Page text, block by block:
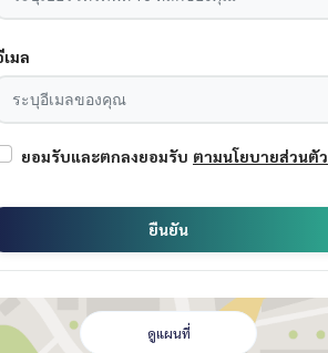
มล
ยอมรับและตกลงยอมรับ ตามนโยบายส่วนตัว
ยืนยัน
ดูแผนที่